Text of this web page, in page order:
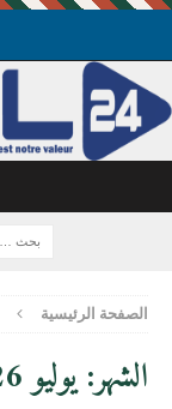
الصفحة الرئيسية
الشهر:يوليو 2026